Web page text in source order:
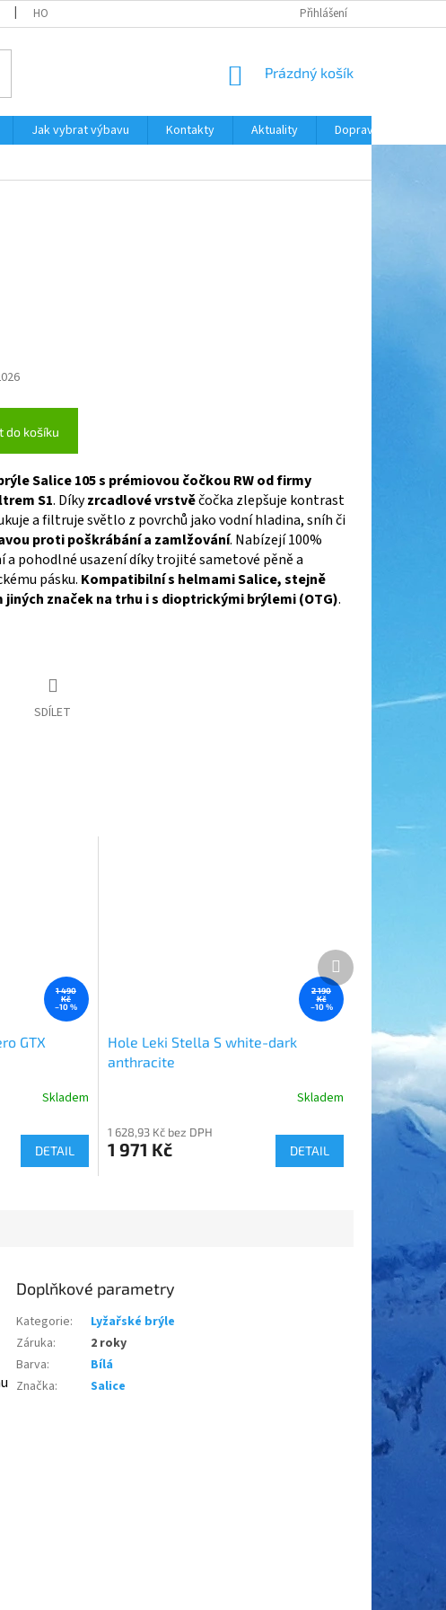
HODNOCENÍ OBCHODU Přihlášení
NÁKUPNÍ
Prázdný košík
Jak vybrat výbavu Kontakty Aktuality
Doprava a platba
do košíku
Salice 105 s prémiovou čočkou RW od firmy
S1. Díkyzrcadlové vrstvěčočka zlepšuje kontrast
a filtruje světlo z povrchů jako vodní hladina, sníh či
proti poškrábání a zamlžování. Nabízejí 100%
a pohodlné usazení díky trojité sametové pěně a
pásku. Kompatibilní s helmami Salice, stejně
značek na trhu i s dioptrickými brýlemi (OTG).
SDÍLET
1 490
Kč
–10 %
GTX
Skladem
DETAIL
2 190
Kč
–10 %
Hole Leki Stella S white-dark
anthracite
Skladem
1 628,93 Kč bez DPH
1 971 Kč DETAIL
Další
produkt
Doplňkové parametry
Kategorie:
Lyžařské brýle
Záruka:
2 roky
Barva:
Bílá
Značka: Salice